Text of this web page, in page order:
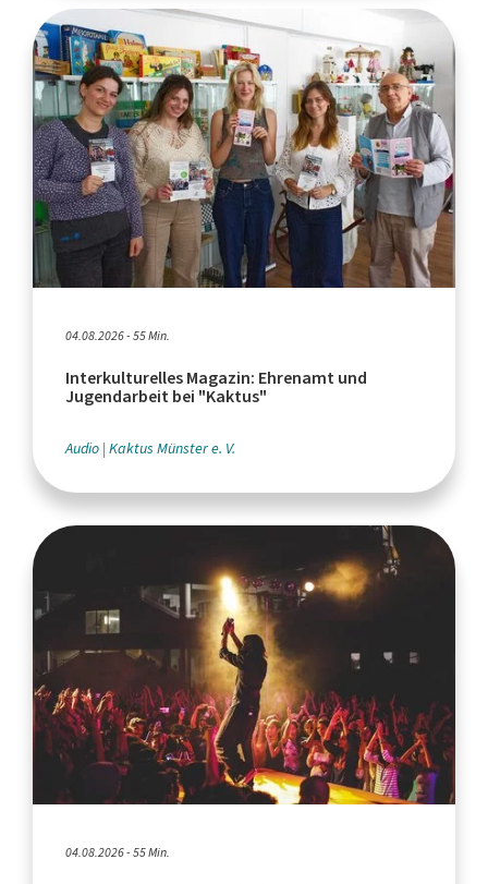
04.08.2026 - 55 Min.
Interkulturelles Magazin: Ehrenamt und
Jugendarbeit bei "Kaktus"
Audio Kaktus Münster e. V.
04.08.2026 - 55 Min.